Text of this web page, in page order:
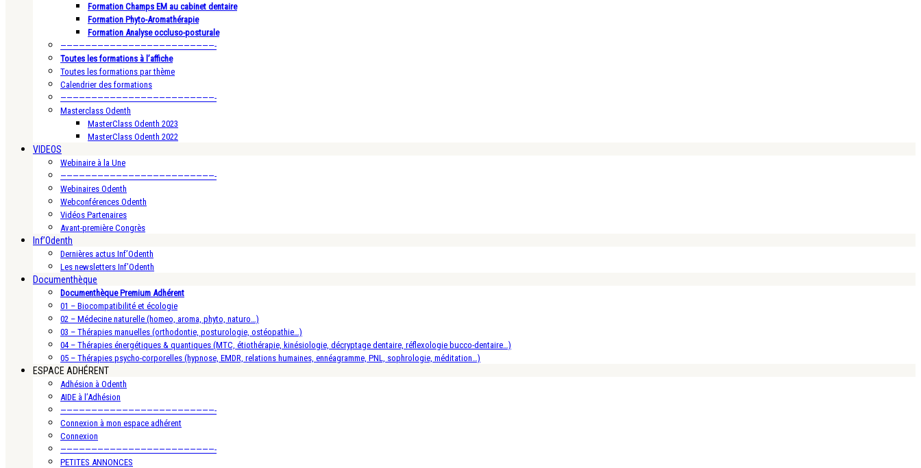
Formation Champs EM au cabinet dentaire
Formation Phyto-Aromathérapie
Formation Analyse occluso-posturale
—————————————————————————-
Toutes les formations à l’affiche
Toutes les formations par thème
Calendrier des formations
—————————————————————————-
Masterclass Odenth
MasterClass Odenth 2023
MasterClass Odenth 2022
VIDEOS
Webinaire à la Une
—————————————————————————-
Webinaires Odenth
Webconférences Odenth
Vidéos Partenaires
Avant-première Congrès
Inf’Odenth
Dernières actus Inf’Odenth
Les newsletters Inf’Odenth
Documenthèque
Documenthèque Premium Adhérent
01 – Biocompatibilité et écologie
02 – Médecine naturelle (homeo, aroma, phyto, naturo…)
03 – Thérapies manuelles (orthodontie, posturologie, ostéopathie…)
04 – Thérapies énergétiques & quantiques (MTC, étiothérapie, kinésiologie, décryptage dentaire, réflexologie bucco-dentaire…)
05 – Thérapies psycho-corporelles (hypnose, EMDR, relations humaines, ennéagramme, PNL, sophrologie, méditation…)
ESPACE ADHÉRENT
Adhésion à Odenth
AIDE à l’Adhésion
—————————————————————————-
Connexion à mon espace adhérent
Connexion
—————————————————————————-
PETITES ANNONCES